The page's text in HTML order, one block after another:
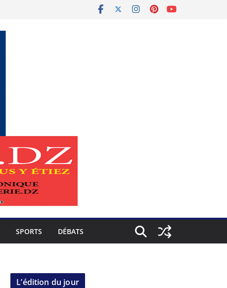
SPORTS DÉBATS
L’édition du jour